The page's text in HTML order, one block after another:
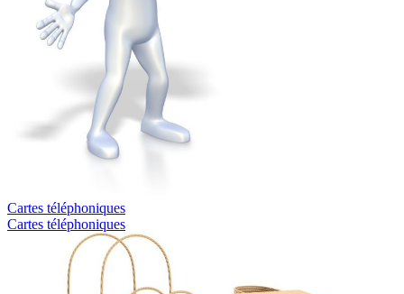
Cartes téléphoniques
Cartes téléphoniques